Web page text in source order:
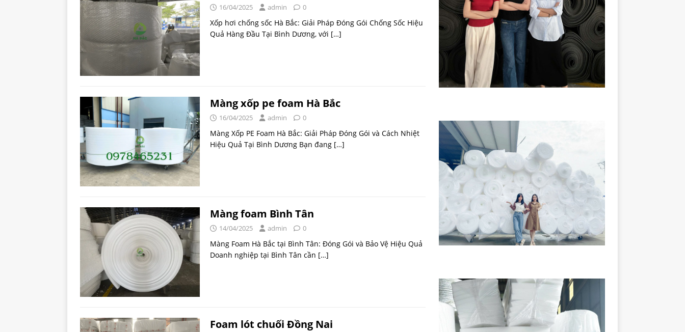
16/04/2025 admin 0
Xốp hơi chống sốc Hà Bắc: Giải Pháp Đóng Gói Chống Sốc Hiệu
Quả Hàng Đầu Tại Bình Dương, với […]
Màng xốp pe foam Hà Bắc
16/04/2025 admin 0
Màng Xốp PE Foam Hà Bắc: Giải Pháp Đóng Gói và Cách Nhiệt
Hiệu Quả Tại Bình Dương Bạn đang […]
Màng foam Bình Tân
14/04/2025 admin 0
Màng Foam Hà Bắc tại Bình Tân: Đóng Gói và Bảo Vệ Hiệu Quả
Doanh nghiệp tại Bình Tân cần […]
Foam lót chuối Đồng Nai